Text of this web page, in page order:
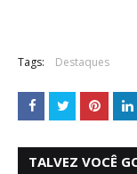
Tags: Destaques
TALVEZ VOCÊ